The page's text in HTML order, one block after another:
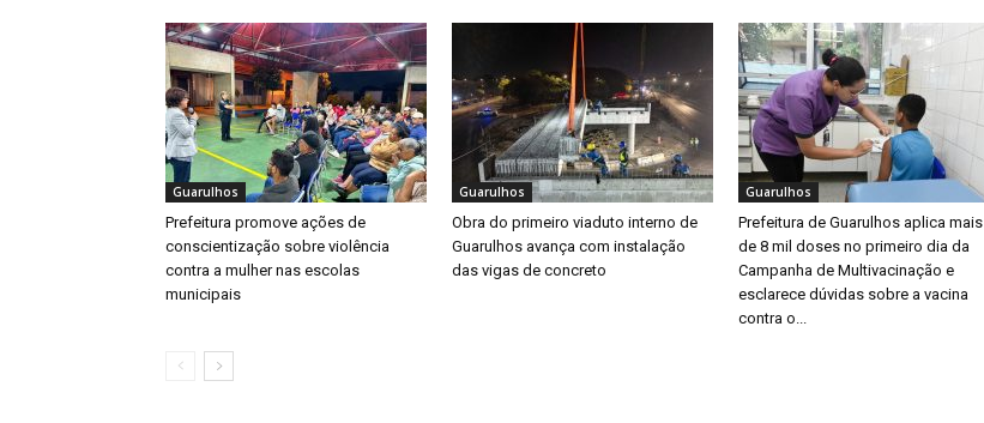
Guarulhos
Prefeitura promove ações de
conscientização sobre violência
contra a mulher nas escolas
municipais
Guarulhos
Obra do primeiro viaduto interno de
Guarulhos avança com instalação
das vigas de concreto
Guarulhos
Prefeitura de Guarulhos aplica mais
de 8 mil doses no primeiro dia da
Campanha de Multivacinação e
esclarece dúvidas sobre a vacina
contra o...